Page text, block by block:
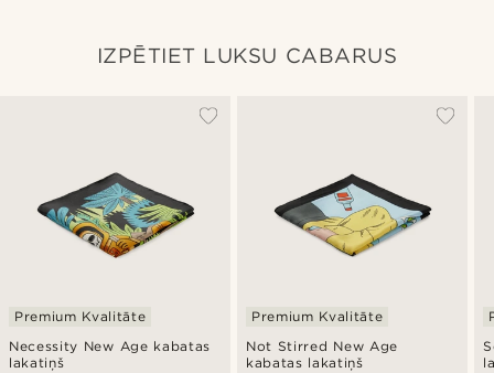
IZPĒTIET LUKSU CABARUS
Necessity New Age kabatas
lakatiņš
Premium Kvalitāte
Not Stirred New Age
kabatas lakatiņš
Premium Kvalitāte